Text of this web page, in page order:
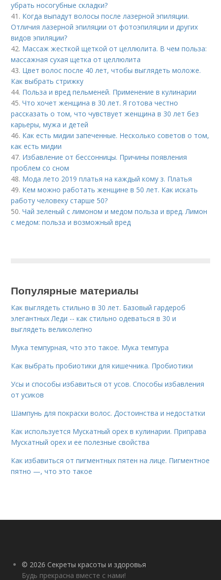
убрать носогубные складки?
41. Когда выпадут волосы после лазерной эпиляции.
Отличия лазерной эпиляции от фотоэпиляции и других
видов эпиляции?
42. Массаж жесткой щеткой от целлюлита. В чем польза:
массажная сухая щетка от целлюлита
43. Цвет волос после 40 лет, чтобы выглядеть моложе.
Как выбрать стрижку
44. Польза и вред пельменей. Применение в кулинарии
45.Что хочет женщина в 30 лет. Я готова честно
рассказать о том, что чувствует женщина в 30 лет без
карьеры, мужа и детей
46. Как есть мидии запеченные. Несколько советов о том,
как есть мидии
47. Избавление от бессонницы. Причины появления
проблем со сном
48. Мода лето 2019 платья на каждый кому з. Платья
49. Кем можно работать женщине в 50 лет. Как искать
работу человеку старше 50?
50.Чай зеленый с лимоном и медом польза и вред. Лимон
с медом: польза и возможный вред
Популярные материалы
Как выглядеть стильно в 30 лет. Базовый гардероб
элегантных Леди -- как стильно одеваться в 30 и
выглядеть великолепно
Мука темпурная, что это такое. Мука темпура
Как выбрать пробиотики для кишечника. Пробиотики
Усы и способы избавиться от усов. Способы избавления
от усиков
Шампунь для покраски волос. Достоинства и недостатки
Как используется Мускатный орех в кулинарии. Приправа
Мускатный орех и ее полезные свойства
Как избавиться от пигментных пятен на лице. Пигментное
пятно —, что это такое
© 2026 Секреты красоты и здоровья
Будь прекрасна вместе с нами!